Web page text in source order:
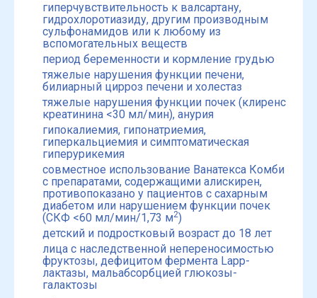
гиперчувствительность к валсартану,
гидрохлоротиазиду, другим производным
сульфонамидов или к любому из
вспомогательных веществ
период беременности и кормление грудью
тяжелые нарушения функции печени,
билиарный цирроз печени и холестаз
тяжелые нарушения функции почек (клиренс
креатинина <30 мл/мин), анурия
гипокалиемия, гипонатриемия,
гиперкальциемия и симптоматическая
гиперурикемия
cовместное использование Ванатекса Комби
с препаратами, содержащими алискирен,
противопоказано у пациентов с сахарным
диабетом или нарушением функции почек
(СКФ <60 мл/мин/1,73 м2)
детский и подростковый возраст до 18 лет
лица с наследственной непереносимостью
фруктозы, дефицитом фермента Lapp-
лактазы, мальабсорбцией глюкозы-
галактозы